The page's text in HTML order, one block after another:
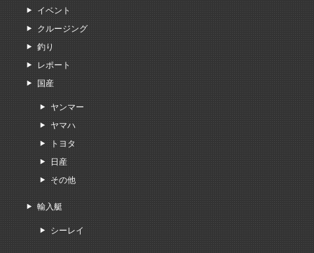
イベント
クルージング
釣り
レポート
国産
ヤンマー
ヤマハ
トヨタ
日産
その他
輸入艇
シーレイ